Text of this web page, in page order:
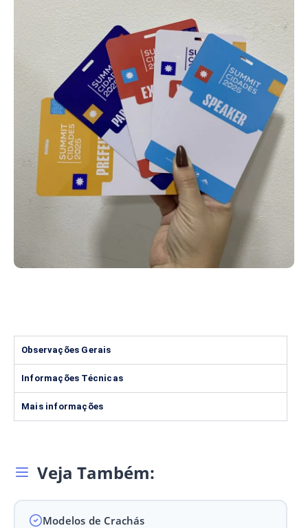
Observações Gerais
Informações Técnicas
Mais informações
Veja Também:
Modelos de Crachás